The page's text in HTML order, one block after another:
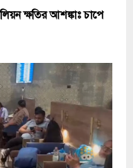
ক্ষতির আশঙ্কাঃ চাপে